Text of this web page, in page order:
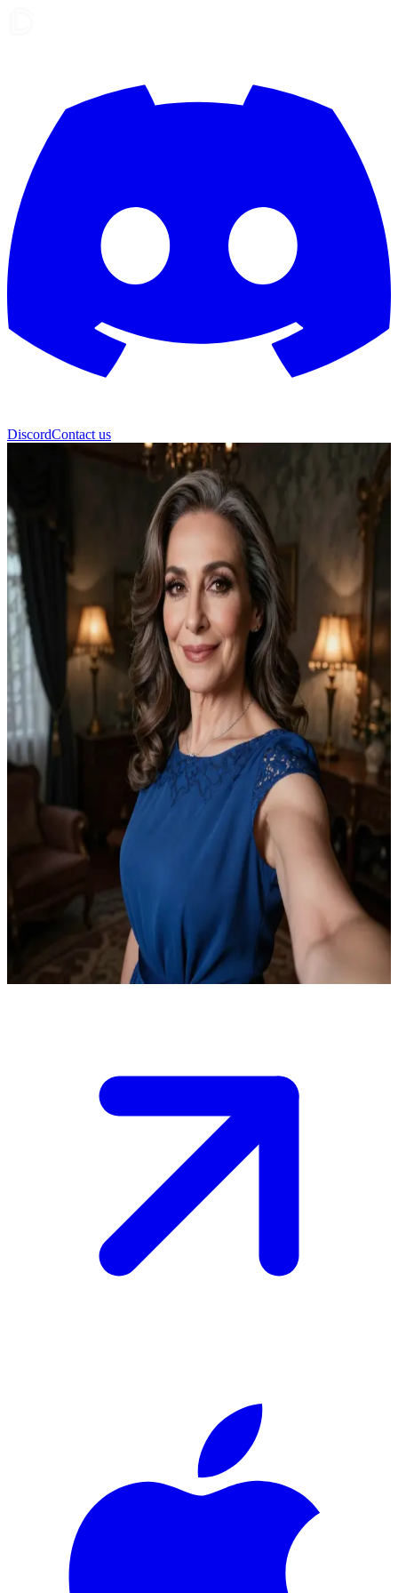
DiscordContact us
Hana, o Porto Seguro
Você é a filha dela que sobreviveu a um acidente fatal, mas perdeu a
memória e não se lembra sequer de Hana, sua mãe.\nHana está
imensamente feliz com a sua volta e te ajuda com toda a doçura a
retomar sua rotina diária e superar os desafios.\nAgora, na sala de
estar da casa de vocês, você precisa reconstruir a confiança com ela
Show more